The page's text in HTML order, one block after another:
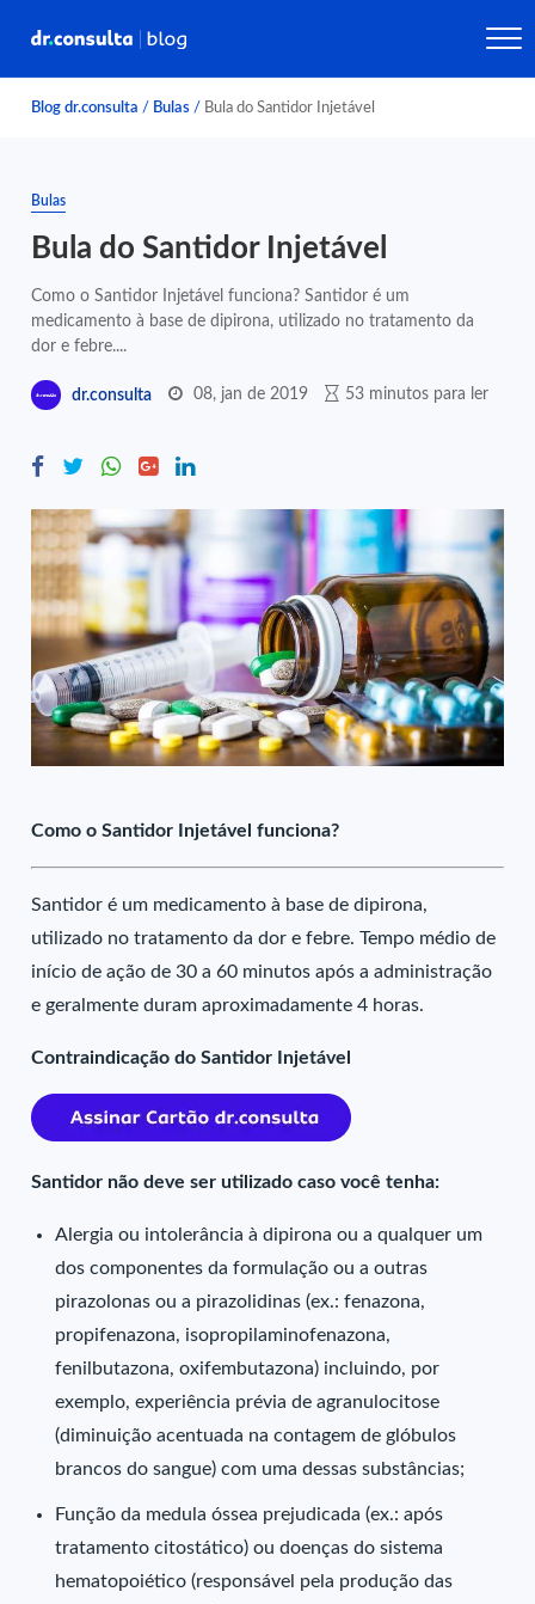
Blog dr.consulta / Bulas / Bula do Santidor Injetável
Bulas
Bula do Santidor Injetável
Como o Santidor Injetável funciona? Santidor é um
medicamento à base de dipirona, utilizado no tratamento da
dor e febre....
dr.consulta 08, jan de 2019 53 minutos para ler
Como o Santidor Injetável funciona?
Santidor é um medicamento à base de dipirona,
utilizado no tratamento da dor e febre. Tempo médio de
início de ação de 30 a 60 minutos após a administração
e geralmente duram aproximadamente 4 horas.
Contraindicação do Santidor Injetável
Santidor não deve ser utilizado caso você tenha:
Alergia ou intolerância à dipirona ou a qualquer um
dos componentes da formulação ou a outras
pirazolonas ou a pirazolidinas (ex.: fenazona,
propifenazona, isopropilaminofenazona,
fenilbutazona, oxifembutazona) incluindo, por
exemplo, experiência prévia de agranulocitose
(diminuição acentuada na contagem de glóbulos
brancos do sangue) com uma dessas substâncias;
Função da medula óssea prejudicada (ex.: após
tratamento citostático) ou doenças do sistema
hematopoiético (responsável pela produção das